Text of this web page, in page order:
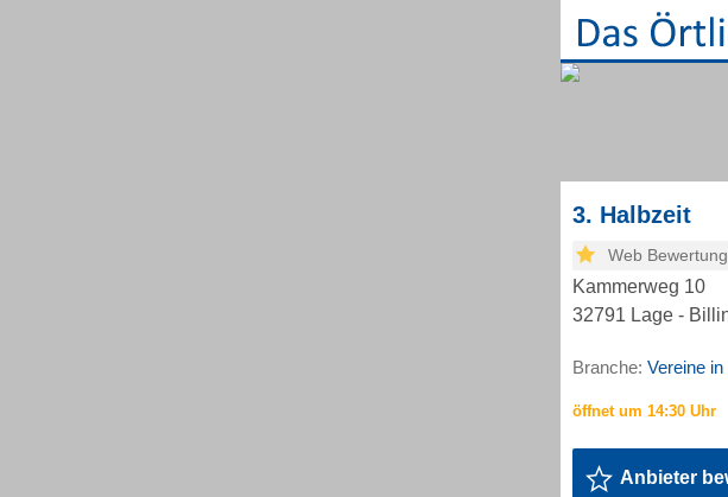
3. Halbzeit
Web
Kammerweg 10
32791 Lage -
Branche: Vereine in
Anbieter